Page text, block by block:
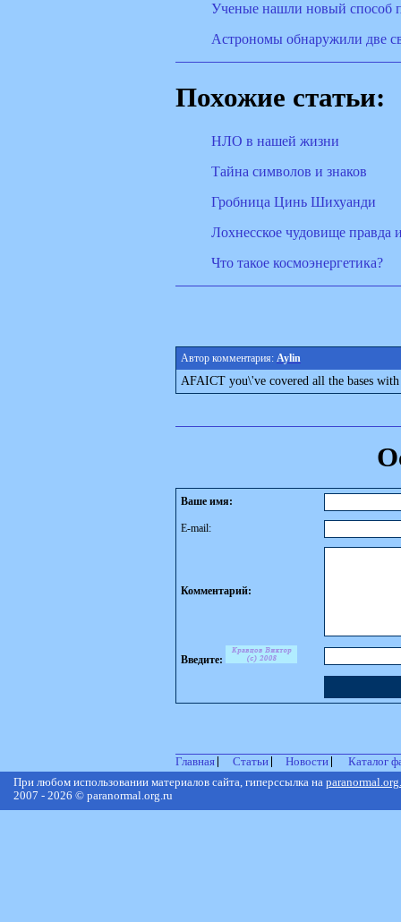
Ученые нашли новый способ
Астрономы обнаружили две
Похожие статьи:
НЛО в нашей жизни
Тайна символов и знаков
Гробница Цинь Шихуанди
Лохнесское чудовище правда
Что такое космоэнергетика?
Автор комментария: Aylin
AFAICT you\'ve covered all the bases
Ваше имя:
E-mail:
Комментарий:
Введите:
Главная Статьи Новости
Каталог
При любом использовании материалов сайта, гиперссылка на
2007 - 2026 © paranormal.org.ru